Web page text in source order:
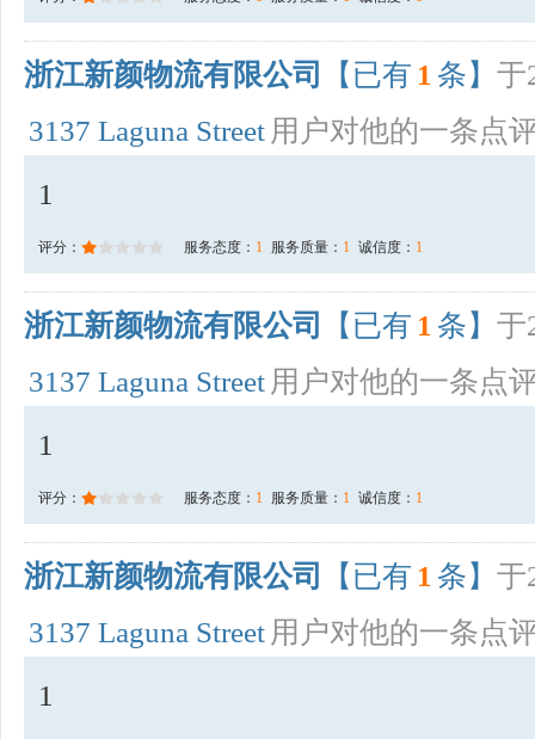
浙江新颜物流有限公司 【已有 1 条】 于
3137 Laguna Street 用户对他的一条点
1
评分： 服务态度： 1 服务质量： 1 诚信度： 1
浙江新颜物流有限公司 【已有 1 条】 于
3137 Laguna Street 用户对他的一条点
1
评分： 服务态度： 1 服务质量： 1 诚信度： 1
浙江新颜物流有限公司 【已有 1 条】 于
3137 Laguna Street 用户对他的一条点
1